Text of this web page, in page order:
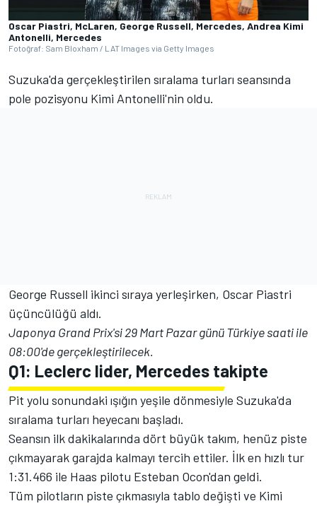
Oscar Piastri, McLaren, George Russell, Mercedes, Andrea Kimi
Antonelli, Mercedes
Fotoğraf: Sam Bloxham / LAT Images via Getty Images
Suzuka'da gerçekleştirilen sıralama turları seansında
pole pozisyonu Kimi Antonelli'nin oldu.
George Russell ikinci sıraya yerleşirken, Oscar Piastri
üçüncülüğü aldı.
Japonya Grand Prix'si 29 Mart Pazar günü Türkiye saati ile
08:00'de gerçekleştirilecek.
Q1: Leclerc lider, Mercedes takipte
Pit yolu sonundaki ışığın yeşile dönmesiyle Suzuka'da
sıralama turları heyecanı başladı.
Seansın ilk dakikalarında dört büyük takım, henüz piste
çıkmayarak garajda kalmayı tercih ettiler. İlk en hızlı tur
1:31.466 ile Haas pilotu Esteban Ocon'dan geldi.
Tüm pilotların piste çıkmasıyla tablo değişti ve Kimi